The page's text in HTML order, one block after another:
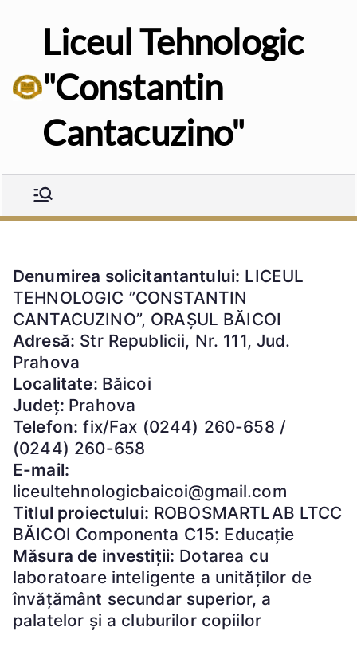
Liceul Tehnologic
"Constantin
Cantacuzino"
Denumirea solicitantantului: LICEUL
TEHNOLOGIC ”CONSTANTIN
CANTACUZINO”, ORAȘUL BĂICOI
Adresă: Str Republicii, Nr. 111, Jud.
Prahova
Localitate: Băicoi
Județ: Prahova
Telefon: fix/Fax (0244) 260-658 /
(0244) 260-658
E-mail:
liceultehnologicbaicoi@gmail.com
Titlul proiectului: ROBOSMARTLAB LTCC
BĂICOI Componenta C15: Educație
Măsura de investiții: Dotarea cu
laboratoare inteligente a unităților de
învățământ secundar superior, a
palatelor și a cluburilor copiilor